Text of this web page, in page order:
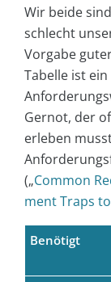
Wir beide
schlecht
Vorgabe
Tabelle ist
Gernot, der
erleben
(„Common
ment Traps
Benötigt